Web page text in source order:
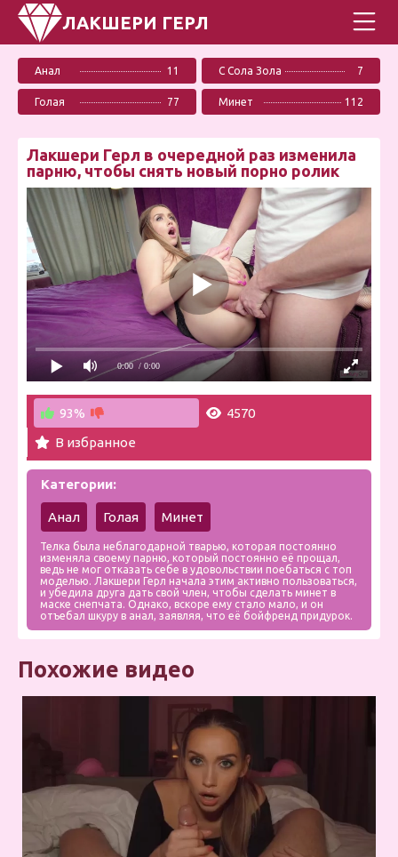
ЛАКШЕРИ ГЕРЛ
Анал 11 С Сола Зола 7
Голая 77 Минет 112
Лакшери Герл в очередной раз изменила
парню, чтобы снять новый порно ролик
0:00 / 0:00
93%
4570
В избранное
Категории:
Анал Голая Минет
Телка была неблагодарной тварью, которая постоянно
изменяла своему парню, который постоянно её прощал,
ведь не мог отказать себе в удовольствии поебаться с топ
моделью. Лакшери Герл начала этим активно пользоваться,
и убедила друга дать свой член, чтобы сделать минет в
маске снепчата. Однако, вскоре ему стало мало, и он
отъебал шкуру в анал, заявляя, что её бойфренд придурок.
Похожие видео